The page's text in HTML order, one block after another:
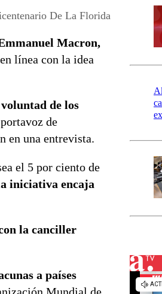
De La Florida
Macron,
línea con la idea
de los
de
en una entrevista.
el 5 por ciento de
iniciativa encaja
la canciller
a países